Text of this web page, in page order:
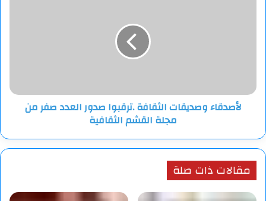
مجلة
القشملأصدقاء وصديقات الثقافة .ترقبوا صدور العدد صفر من
مجلة القشم الثقافية
مقالات ذات صلة